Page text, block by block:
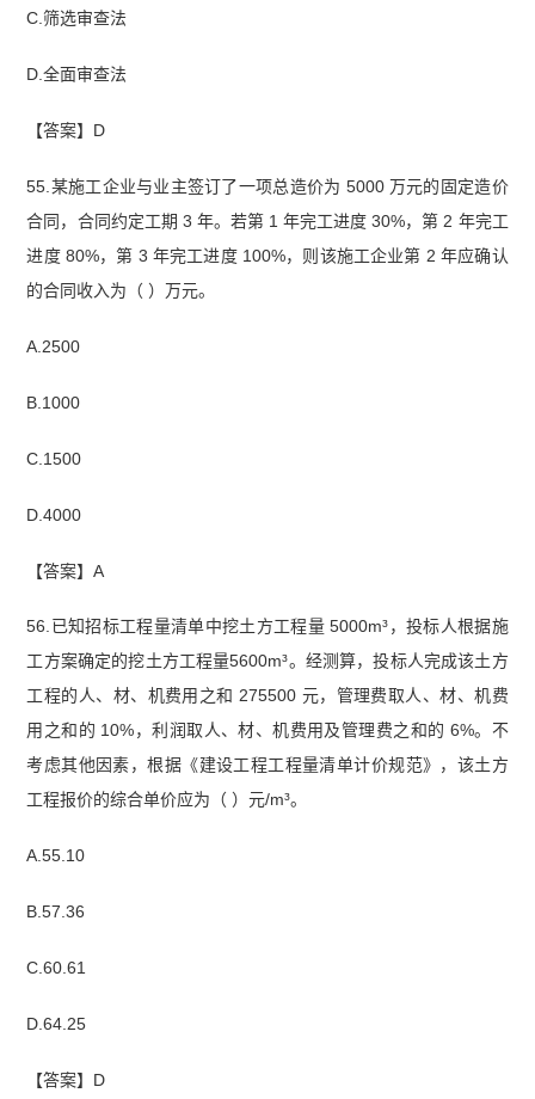
C.筛选审查法
D.全面审查法
【答案】D
55.某施工企业与业主签订了一项总造价为 5000 万元的固定造价
合同，合同约定工期 3 年。若第 1 年完工进度 30%，第 2 年完工
进度 80%，第 3 年完工进度 100%，则该施工企业第 2 年应确认
的合同收入为（ ）万元。
A.2500
B.1000
C.1500
D.4000
【答案】A
56.已知招标工程量清单中挖土方工程量 5000m³，投标人根据施
工方案确定的挖土方工程量5600m³。经测算，投标人完成该土方
工程的人、材、机费用之和 275500 元，管理费取人、材、机费
用之和的 10%，利润取人、材、机费用及管理费之和的 6%。不
考虑其他因素，根据《建设工程工程量清单计价规范》，该土方
工程报价的综合单价应为（ ）元/m³。
A.55.10
B.57.36
C.60.61
D.64.25
【答案】D